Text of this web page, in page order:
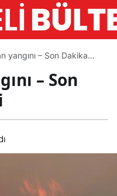
yangını – Son Dakika
– Son
0